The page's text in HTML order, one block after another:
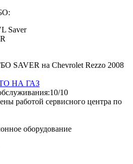
Saver
SAVER на Chevrolet Rezzo 2008
НА ГАЗ
10
работой сервисного центра по
оборудование